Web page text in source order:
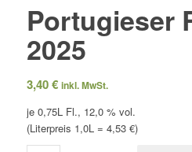
Portugieser
2025
3,40€ inkl. MwSt.
je 0,75L Fl., 12,0 % vol.
(Literpreis 1,0L = 4,53 €)